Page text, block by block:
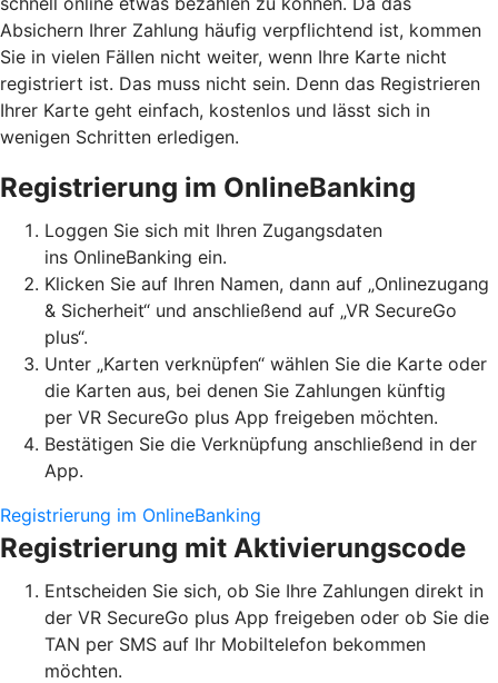
Absichern Ihrer Zahlung häufig verpflichtend ist, kommen
Sie in vielen Fällen nicht weiter, wenn Ihre Karte nicht
registriert ist. Das muss nicht sein. Denn das Registrieren
Ihrer Karte geht einfach, kostenlos und lässt sich in
wenigen Schritten erledigen.
Registrierung im OnlineBanking
Loggen Sie sich mit Ihren Zugangsdaten
ins OnlineBanking ein.
Klicken Sie auf Ihren Namen, dann auf „Onlinezugang
& Sicherheit“ und anschließend auf „VR SecureGo
plus“.
Unter „Karten verknüpfen“ wählen Sie die Karte oder
die Karten aus, bei denen Sie Zahlungen künftig
per VR SecureGo plus App freigeben möchten.
Bestätigen Sie die Verknüpfung anschließend in der
App.
Registrierung im OnlineBanking
Registrierung mit Aktivierungscode
Entscheiden Sie sich, ob Sie Ihre Zahlungen direkt in
der VR SecureGo plus App freigeben oder ob Sie die
TAN per SMS auf Ihr Mobiltelefon bekommen
möchten.